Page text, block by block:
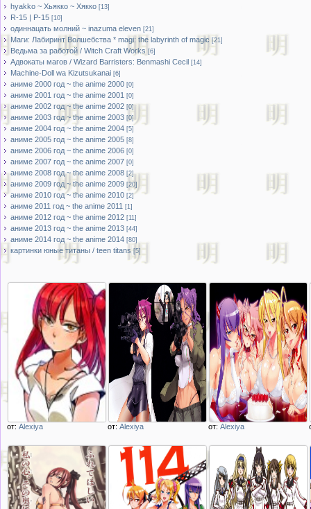
hyakko ~ Хьякко ~ Хякко [13]
R-15 | Р-15 [10]
одиннацать молний ~ inazuma eleven [21]
Маги: Лабиринт Волшебства * magi: the labyrinth of magic [21]
Ведьма за работой / Witch Craft Works [6]
Адвокаты магов / Wizard Barristers: Benmashi Cecil [14]
Machine-Doll wa Kizutsukanai [6]
аниме 2000 год ~ the anime 2000 [0]
аниме 2001 год ~ the anime 2001 [0]
аниме 2002 год ~ the anime 2002 [0]
аниме 2003 год ~ the anime 2003 [0]
аниме 2004 год ~ the anime 2004 [5]
аниме 2005 год ~ the anime 2005 [8]
аниме 2006 год ~ the anime 2006 [0]
аниме 2007 год ~ the anime 2007 [0]
аниме 2008 год ~ the anime 2008 [2]
аниме 2009 год ~ the anime 2009 [20]
аниме 2010 год ~ the anime 2010 [2]
аниме 2011 год ~ the anime 2011 [1]
аниме 2012 год ~ the anime 2012 [11]
аниме 2013 год ~ the anime 2013 [44]
аниме 2014 год ~ the anime 2014 [80]
картинки юные титаны / teen titans [5]
Описание
изображения
morgiana ~ magi the
от: Alexiya
Описание
изображения
две девушки с
от: Alexiya
Описание
изображения
Четыре девушки с
от: Alexiya